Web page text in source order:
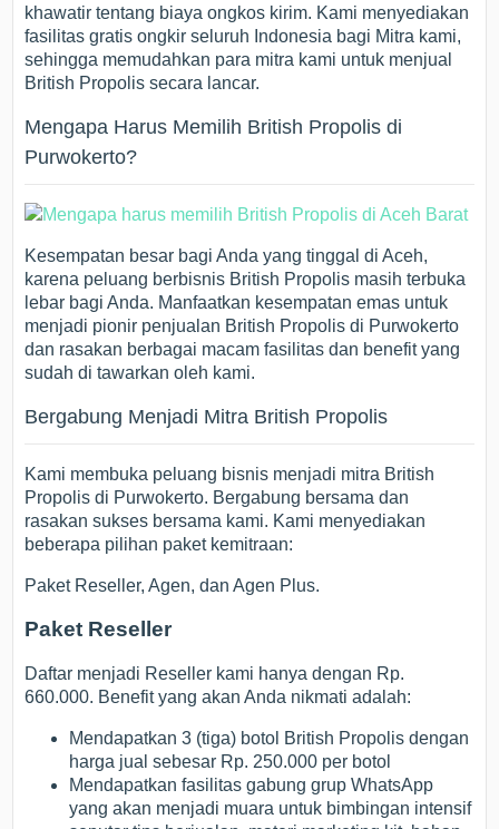
khawatir tentang biaya ongkos kirim. Kami menyediakan
fasilitas gratis ongkir seluruh Indonesia bagi Mitra kami,
sehingga memudahkan para mitra kami untuk menjual
British Propolis secara lancar.
Mengapa Harus Memilih British Propolis di
Purwokerto?
Kesempatan besar bagi Anda yang tinggal di Aceh,
karena peluang berbisnis British Propolis masih terbuka
lebar bagi Anda. Manfaatkan kesempatan emas untuk
menjadi pionir penjualan British Propolis di Purwokerto
dan rasakan berbagai macam fasilitas dan benefit yang
sudah di tawarkan oleh kami.
Bergabung Menjadi Mitra British Propolis
Kami membuka peluang bisnis menjadi mitra British
Propolis di Purwokerto. Bergabung bersama dan
rasakan sukses bersama kami. Kami menyediakan
beberapa pilihan paket kemitraan:
Paket Reseller, Agen, dan Agen Plus.
Paket Reseller
Daftar menjadi Reseller kami hanya dengan Rp.
660.000. Benefit yang akan Anda nikmati adalah:
Mendapatkan 3 (tiga) botol British Propolis dengan
harga jual sebesar Rp. 250.000 per botol
Mendapatkan fasilitas gabung grup WhatsApp
yang akan menjadi muara untuk bimbingan intensif